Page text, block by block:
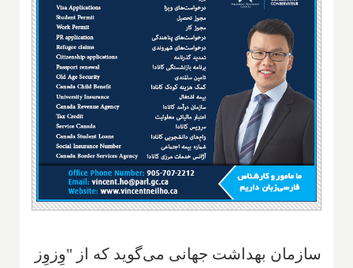
سازمان بهداشت جهانی می‌گوید که از "وِزوِز